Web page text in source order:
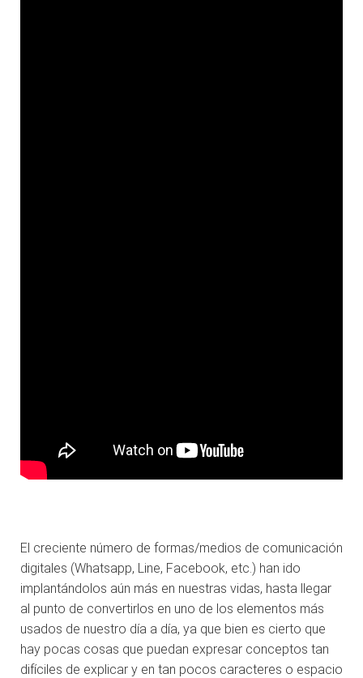
El creciente número de formas/medios de comunicación
digitales (Whatsapp, Line, Facebook, etc.) han ido
implantándolos aún más en nuestras vidas, hasta llegar
al punto de convertirlos en uno de los elementos más
usados de nuestro día a día, ya que bien es cierto que
hay pocas cosas que puedan expresar conceptos tan
difíciles de explicar y en tan pocos caracteres o espacio